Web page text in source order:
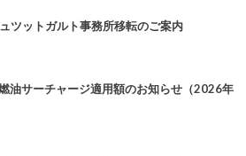
ツットガルト事務所移転のご案内
油サーチャージ適用額のお知らせ（2026年